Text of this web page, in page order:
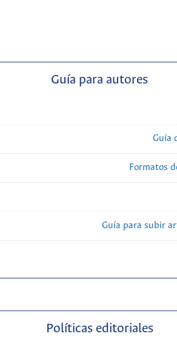
Guía para autores
Guía
Formatos
Guía para subir
Políticas editoriales